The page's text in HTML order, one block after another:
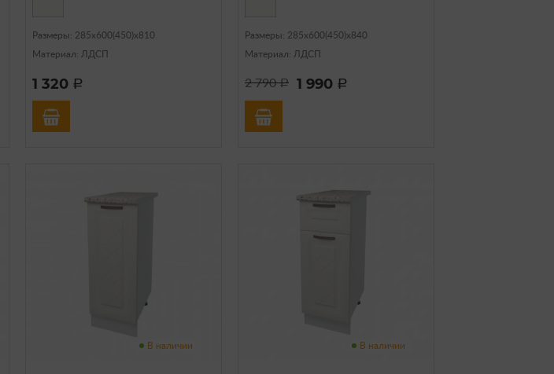
Размеры: 285х600(450)х810
Материал: ЛДСП
1 320 a
Размеры: 285х600(450)х840
Материал: ЛДСП
2 790a 1 990 a
В наличии В наличии